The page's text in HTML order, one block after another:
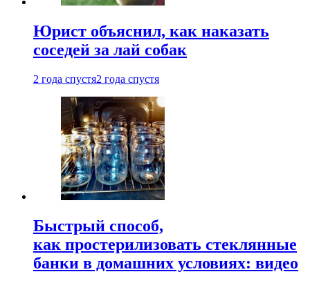
Юрист объяснил, как наказать
соседей за лай собак
2 года спустя2 года спустя
Быстрый способ,
как простерилизовать стеклянные
банки в домашних условиях: видео